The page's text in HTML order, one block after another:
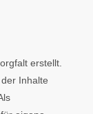
erstellt.
Inhalte